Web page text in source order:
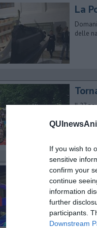
If you wish to
sensitive
confirm your
continue
information
further
participants.
Downstream
La
delle
Il 27
Anche
Dopo